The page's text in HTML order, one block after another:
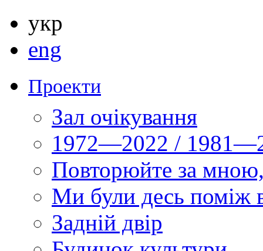
укр
eng
Проекти
Зал очікування
1972—2022 /
Повторюйте за
Ми були десь поміж
Задній двір